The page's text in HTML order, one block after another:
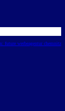
future werbeagentur chemnitz